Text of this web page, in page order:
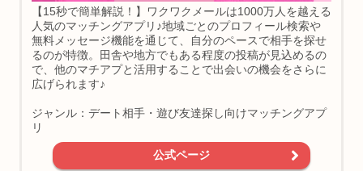
【15秒で簡単解説！】ワクワクメールは1000万人を越える
人気のマッチングアプリ♪地域ごとのプロフィール検索や
無料メッセージ機能を通じて、自分のペースで相手を探せ
るのが特徴。田舎や地方でもある程度の投稿が見込めるの
で、他のマチアプと活用することで出会いの機会をさらに
広げられます♪
ジャンル：デート相手・遊び友達探し向けマッチングアプ
リ
公式ページ